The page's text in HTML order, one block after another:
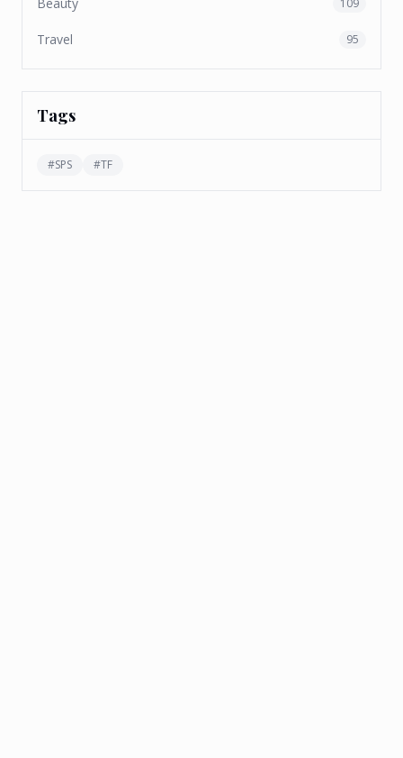
109
Travel 95
Tags
#SPS #TF